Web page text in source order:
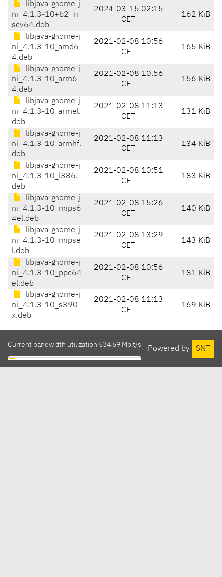
libjava-gnome-j
ni_4.1.3-10+b2_ri
scv64.deb
2024-03-15 02:15
CET
162 KiB
libjava-gnome-j
ni_4.1.3-10_amd6
4.deb
2021-02-08 10:56
CET
165 KiB
libjava-gnome-j
ni_4.1.3-10_arm6
4.deb
2021-02-08 10:56
CET
156 KiB
libjava-gnome-j
ni_4.1.3-10_armel.
deb
2021-02-08 11:13
CET
131 KiB
libjava-gnome-j
ni_4.1.3-10_armhf.
deb
2021-02-08 11:13
CET
134 KiB
libjava-gnome-j
ni_4.1.3-10_i386.
deb
2021-02-08 10:51
CET
183 KiB
libjava-gnome-j
ni_4.1.3-10_mips6
4el.deb
2021-02-08 15:26
CET
140 KiB
libjava-gnome-j
ni_4.1.3-10_mipse
l.deb
2021-02-08 13:29
CET
143 KiB
libjava-gnome-j
ni_4.1.3-10_ppc64
el.deb
2021-02-08 10:56
CET
181 KiB
libjava-gnome-j
ni_4.1.3-10_s390
x.deb
2021-02-08 11:13
CET
169 KiB
Powered by SNT
Current bandwidth utilization 534.69 Mbit/s